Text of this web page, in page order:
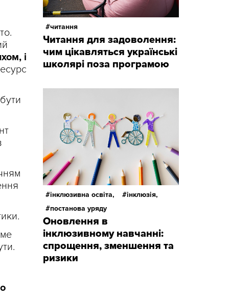
і
читання
Читання для задоволення:
чим цікавляться українські
школярі поза програмою
інклюзивна освіта,
інклюзія,
постанова уряду
Оновлення в
інклюзивному навчанні:
спрощення, зменшення та
ризики